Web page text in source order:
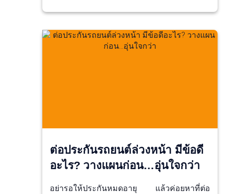
ต่อประกันรถยนต์ล่วงหน้า มีข้อดี
อะไร? วางแผนก่อน…อุ่นใจกว่า
อย่ารอให้ประกันหมดอายุ แล้วค่อยหาที่ต่อ